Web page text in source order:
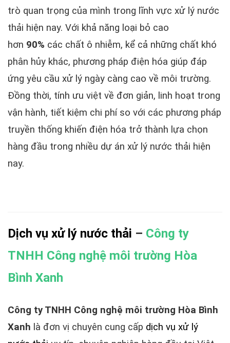
trò quan trọng của mình trong lĩnh vực xử lý nước
thải hiện nay. Với khả năng loại bỏ cao
hơn 90% các chất ô nhiễm, kể cả những chất khó
phân hủy khác, phương pháp điện hóa giúp đáp
ứng yêu cầu xử lý ngày càng cao về môi trường.
Đồng thời, tính ưu việt về đơn giản, linh hoạt trong
vận hành, tiết kiệm chi phí so với các phương pháp
truyền thống khiến điện hóa trở thành lựa chọn
hàng đầu trong nhiều dự án xử lý nước thải hiện
nay.
Dịch vụ xử lý nước thải – Công ty
TNHH Công nghệ môi trường Hòa
Bình Xanh
Công ty TNHH Công nghệ môi trường Hòa Bình
Xanh là đơn vị chuyên cung cấp dịch vụ xử lý